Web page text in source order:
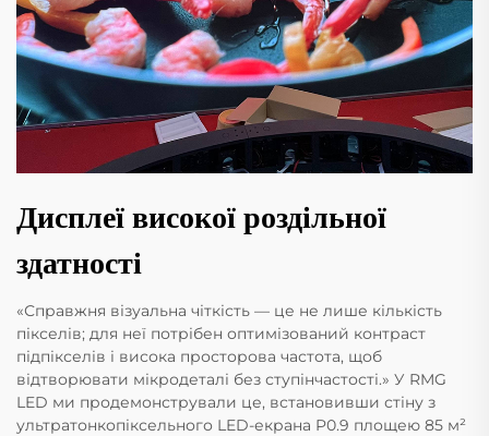
Дисплеї високої роздільної
здатності
«Справжня візуальна чіткість — це не лише кількість
пікселів; для неї потрібен оптимізований контраст
підпікселів і висока просторова частота, щоб
відтворювати мікродеталі без ступінчастості.» У RMG
LED ми продемонстрували це, встановивши стіну з
ультратонкопіксельного LED-екрана P0.9 площею 85 м²